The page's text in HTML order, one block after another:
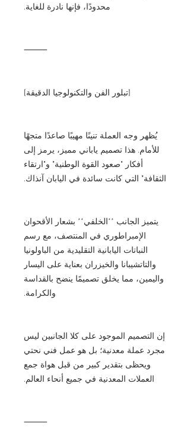
محدودًا، فإنها نادرة للغاية.
⸻
[تبلور الفن والتكنولوجيا الدقيقة]
يُظهر وجه العملة تنينًا مهيبًا صاعدًا متجهًا
للأمام. هذا تصميم ياباني مميز، يرمز إلى
أفكار "صعود القوة الوطنية" و"ارتقاء
الثقافة" التي كانت سائدة في اليابان آنذاك.
يتميز الجانب **الخلفي** بشعار الأقحوان
الإمبراطوري في المنتصف، مع رسم
النباتات اليابانية التقليدية من الباولونيا
والتاتشيبانا والخيزران بعناية على اليسار
واليمين، مما يخلق تصميمًا ينضح بالقداسة
والكرامة.
إن التصميم الموجود على كلا الجانبين ليس
مجرد عملة معدنية؛ بل هو عمل فني نحتي
ويحظى بتقدير كبير من قبل هواة جمع
العملات المعدنية في جميع أنحاء العالم.
⸻